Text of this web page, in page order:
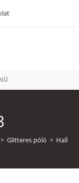
> Glitteres póló >